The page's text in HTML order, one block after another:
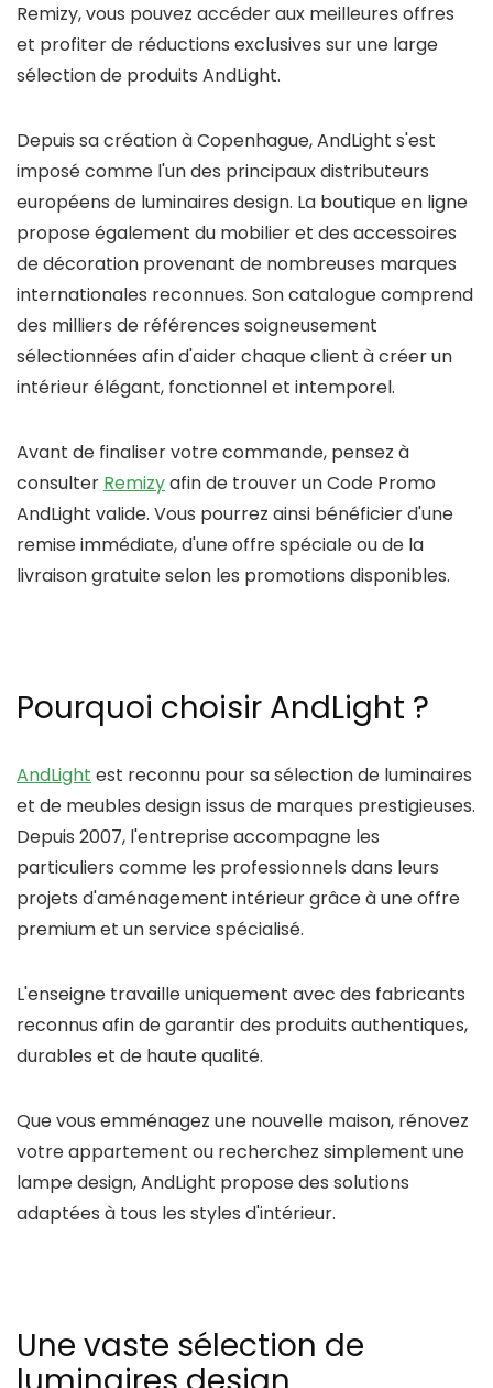
Remizy, vous pouvez accéder aux meilleures offres
et profiter de réductions exclusives sur une large
sélection de produits AndLight.
Depuis sa création àCopenhague,AndLight s'est
imposé comme l'un des principaux distributeurs
européens de luminaires design. La boutique en ligne
propose également du mobilier et des accessoires
de décoration provenant de nombreuses marques
internationales reconnues. Son catalogue comprend
des milliers de références soigneusement
sélectionnées afin d'aider chaque client à créer un
intérieur élégant, fonctionnel et intemporel.
Avant de finaliser votre commande, pensez à
consulter Remizyafin de trouver unCode Promo
AndLight valide. Vous pourrez ainsi bénéficier d'une
remise immédiate, d'une offre spéciale ou de la
livraison gratuite selon les promotions disponibles.
Pourquoi choisir AndLight ?
AndLight est reconnu pour sa sélection de luminaires
et de meubles design issus de marques prestigieuses.
Depuis 2007, l'entreprise accompagne les
particuliers comme les professionnels dans leurs
projets d'aménagement intérieur grâce à une offre
premium et un service spécialisé.
L'enseigne travaille uniquement avec des fabricants
reconnus afin de garantir des produits authentiques,
durables et de haute qualité.
Que vous emménagez une nouvelle maison, rénovez
votre appartement ou recherchez simplement une
lampe design,AndLight propose des solutions
adaptées à tous les styles d'intérieur.
Une vaste sélection de